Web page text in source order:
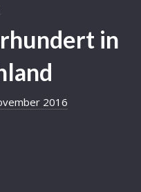
in
2016